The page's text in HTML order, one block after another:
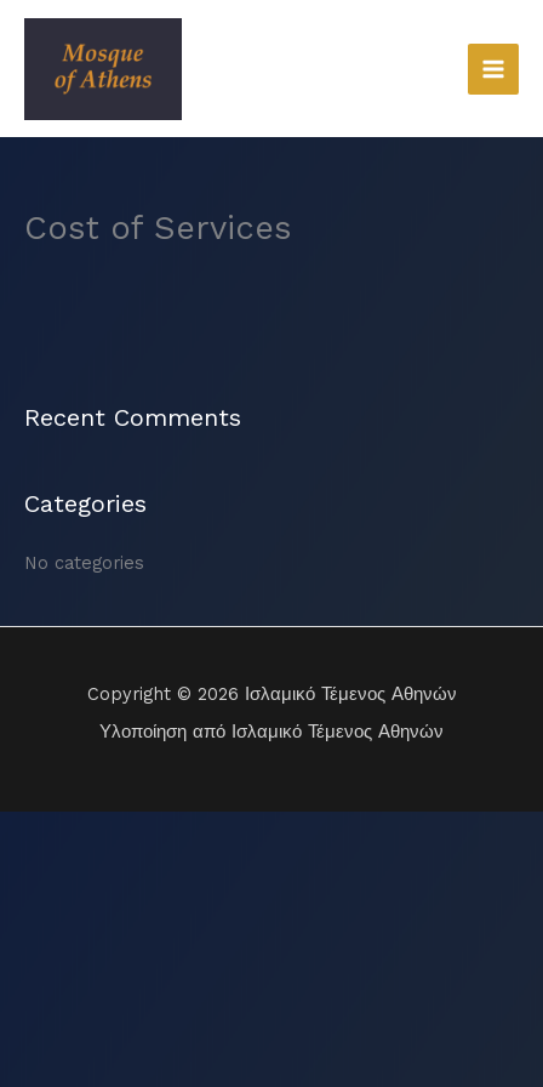
content
Cost of Services
Recent Comments
Categories
No categories
Copyright © 2026 Ισλαμικό Τέμενος Αθηνών
Υλοποίηση από Ισλαμικό Τέμενος Αθηνών